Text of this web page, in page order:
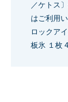
／ケトス
はご利用
ロックア
板氷 １枚